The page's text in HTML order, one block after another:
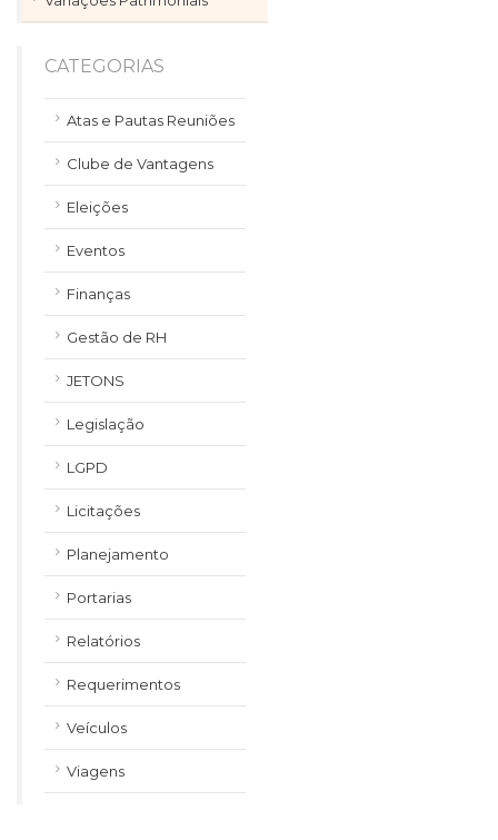
CATEGORIAS
Atas e Pautas Reuniões
Clube de Vantagens
Eleições
Eventos
Finanças
Gestão de RH
JETONS
Legislação
LGPD
Licitações
Planejamento
Portarias
Relatórios
Requerimentos
Veículos
Viagens